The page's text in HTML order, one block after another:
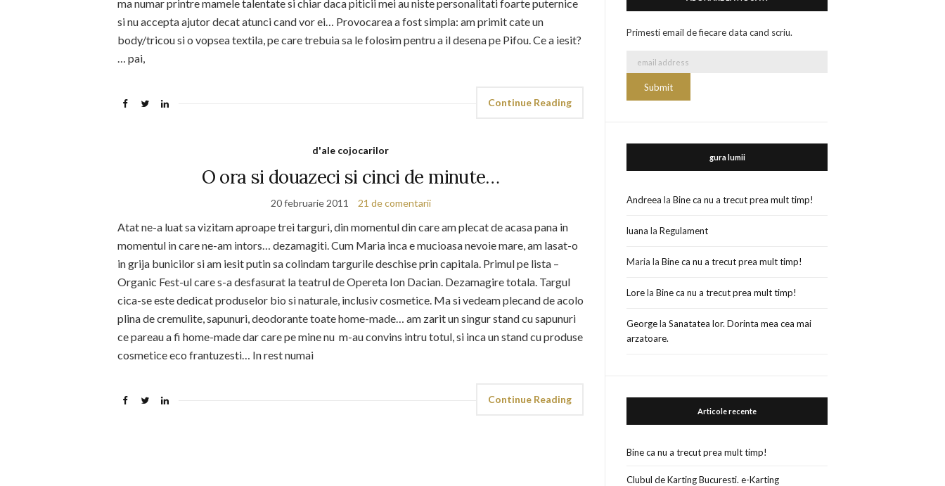
ma numar printre mamele talentate si chiar daca piticii mei au niste personalitati foarte puternice
si nu accepta ajutor decat atunci cand vor ei… Provocarea a fost simpla: am primit cate un
body/tricou si o vopsea textila, pe care trebuia sa le folosim pentru a il desena pe Pifou. Ce a iesit?
… pai,
Continue Reading
d'ale cojocarilor
O ora si douazeci si cinci de minute…
20 februarie 2011 21 de comentarii
Atat ne-a luat sa vizitam aproape trei targuri, din momentul din care am plecat de acasa pana in
momentul in care ne-am intors… dezamagiti. Cum Maria inca e mucioasa nevoie mare, am lasat-o
in grija bunicilor si am iesit putin sa colindam targurile deschise prin capitala. Primul pe lista –
Organic Fest-ul care s-a desfasurat la teatrul de Opereta Ion Dacian. Dezamagire totala. Targul
cica-se este dedicat produselor bio si naturale, inclusiv cosmetice. Ma si vedeam plecand de acolo
plina de cremulite, sapunuri, deodorante toate home-made… am zarit un singur stand cu sapunuri
ce pareau a fi home-made dar care pe mine nu m-au convins intru totul, si inca un stand cu produse
cosmetice eco frantuzesti… In rest numai
Continue Reading
Primesti email de fiecare data cand scriu.
gura lumii
Andreea laBine ca nu a trecut prea mult timp!
luana laRegulament
Maria laBine ca nu a trecut prea mult timp!
LorelaBine ca nu a trecut prea mult timp!
GeorgelaSanatatea lor. Dorinta mea cea mai
arzatoare.
Articole recente
Bine ca nu a trecut prea mult timp!
Clubul de Karting Bucuresti. e-Karting